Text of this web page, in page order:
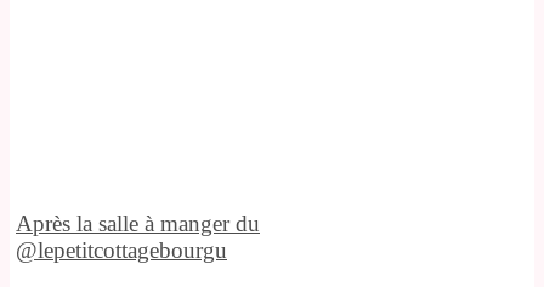
Après la salle à manger du
@lepetitcottagebourgu